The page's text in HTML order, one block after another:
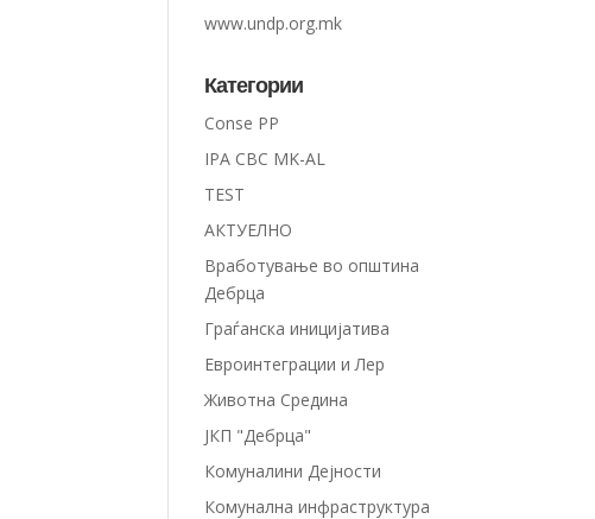
www.undp.org.mk
Категории
Conse PP
IPA CBC MK-AL
TEST
АКТУЕЛНО
Вработување во општина
Дебрца
Граѓанска иницијатива
Евроинтеграции и Лер
Животна Средина
ЈКП "Дебрца"
Комуналини Дејности
Комунална инфраструктура